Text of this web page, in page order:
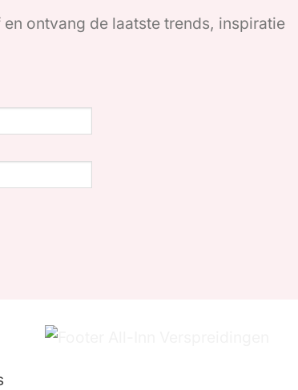
ontvang de laatste trends, inspiratie